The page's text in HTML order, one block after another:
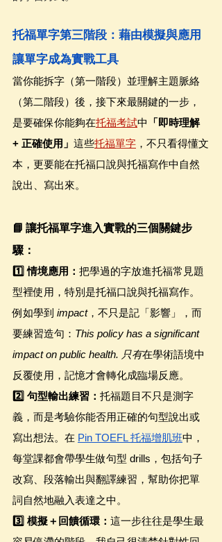
托福單字第三階段：藉由模擬與應用
讓單字成為實戰工具
當你能拆字（第一階段）並理解主題脈絡
（第二階段）後，接下來最關鍵的一步，
是要確保你能夠在托福考試中
「即時理解
+ 正確使用」 這些托福單字 ，不只看得懂文
本，更要能在托福口說與托福寫作中自然
說出、寫出來。
📘 讓托福單字進入實戰的三個關鍵步
驟：
1️⃣ 情境應用： 把學過的字放進托福常見題
型裡使用，特別是托福口說與托福寫作。
例如學到 impact，不只是記「影響」，而
要練習造句： This policy has a significant
impact on public health. 只有在學術語境中
反覆使用，記憶才會轉化成臨場反應。
2️⃣ 句型輸出練習： 托福題目不只是測字
義，而是考驗你能否用正確的句型說出或
寫出想法。在 Pin TOEFL 托福增肌班中，
每堂課都會帶學生做句型 drills，包括句子
改寫、段落輸出與翻譯練習，幫助你把單
詞自然地融入表達之中。
3️⃣ 模擬＋回饋循環： 這一步往往是學生最